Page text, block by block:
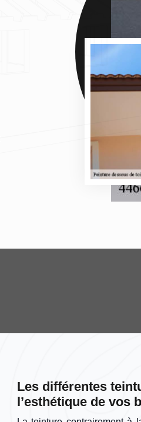
Les différentes
l’esthétique de vos